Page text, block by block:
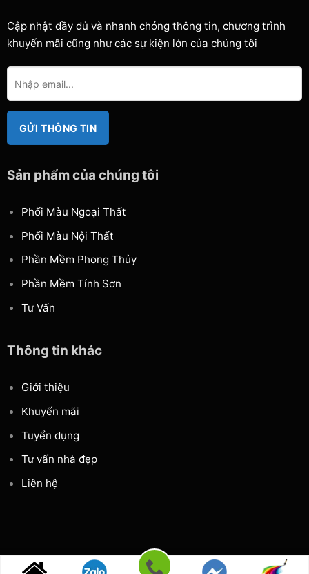
Cập nhật đầy đủ và nhanh chóng thông tin, chương trình
khuyến mãi cũng như các sự kiện lớn của chúng tôi
Sản phẩm của chúng tôi
Phối Màu Ngoại Thất
Phối Màu Nội Thất
Phần Mềm Phong Thủy
Phần Mềm Tính Sơn
Tư Vấn
Thông tin khác
Giới thiệu
Khuyến mãi
Tuyển dụng
Tư vấn nhà đẹp
Liên hệ